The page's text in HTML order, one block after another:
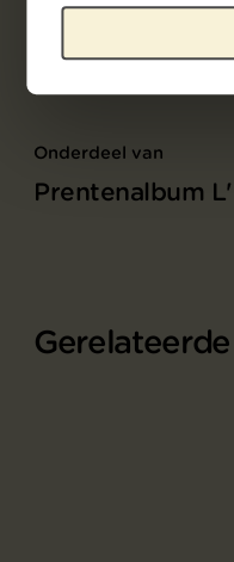
Onderdeel van
Prentenalbum